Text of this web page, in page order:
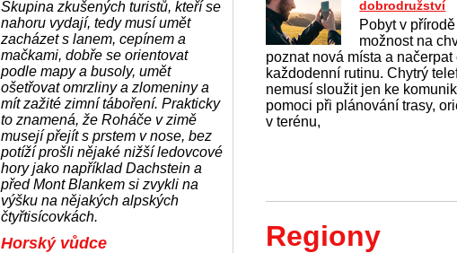
Skupina zkušených turistů, kteří se
nahoru vydají, tedy musí umět
zacházet s lanem, cepínem a
mačkami, dobře se orientovat
podle mapy a busoly, umět
ošetřovat omrzliny a zlomeniny a
mít zažité zimní táboření. Prakticky
to znamená, že Roháče v zimě
musejí přejít s prstem v nose, bez
potíží prošli nějaké nižší ledovcové
hory jako například Dachstein a
před Mont Blankem si zvykli na
výšku na nějakých alpských
čtyřtisícovkách.
Horský vůdce
dobrodružství
Pobyt v
možnost na
poznat nová místa a
každodenní rutinu. Chytrý
nemusí sloužit jen ke
pomoci při plánování trasy,
v terénu,
Regiony